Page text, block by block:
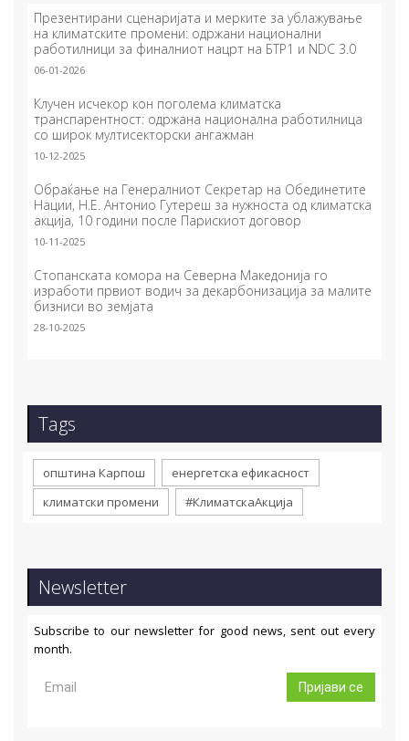
Презентирани сценаријата и мерките за ублажување
на климатските промени: одржани национални
работилници за финалниот нацрт на БТР1 и NDC 3.0
06-01-2026
Клучен исчекор кон поголема климатска
транспарентност: одржана национална работилница
со широк мултисекторски ангажман
10-12-2025
Обраќање на Генералниот Секретар на Обединетите
Нации, Н.Е. Антонио Гутереш за нужноста од климатска
акција, 10 години после Парискиот договор
10-11-2025
Стопанската комора на Северна Македонија го
изработи првиот водич за декарбонизација за малите
бизниси во земјата
28-10-2025
Tags
општина Карпош
енергетска ефикасност
климатски промени
#КлиматскаАкција
Newsletter
Subscribe to our newsletter for good news, sent out every
month.
Пријави се